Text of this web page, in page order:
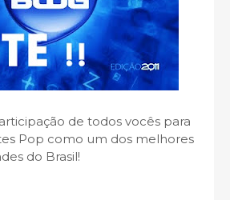
de todos vocês para
Pop como um dos melhores
do Brasil!